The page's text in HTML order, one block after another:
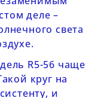
деле –
света
R5-56 чаще
круг на
и